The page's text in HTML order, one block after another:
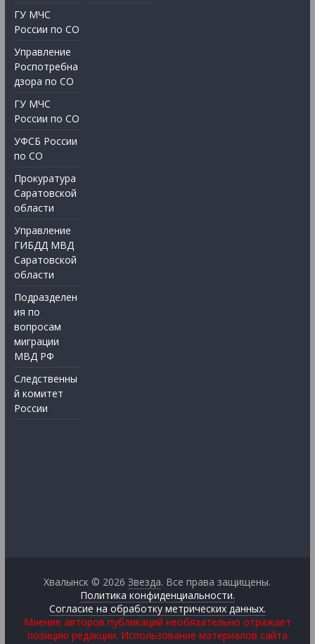
ГУ МЧС
России по СО
Управление
Роспотребна
дзора по СО
ГУ МЧС
России по СО
УФСБ России
по СО
Прокуратура
Саратовской
области
Управление
ГИБДД МВД
Саратовской
области
Подразделен
ия по
вопросам
миграции
МВД РФ
Следственны
й комитет
России
Хвалынск © 2026Звезда. Все права защищены.
Политика конфиденциальности.
Согласие на обработку метрических данных.
Мнение авторов публикаций необязательно отражает
позицию редакции. Использование материалов сайта